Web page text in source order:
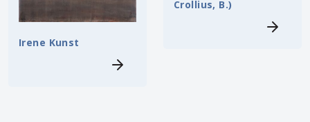
Irene Kunst
Crollius, B.)